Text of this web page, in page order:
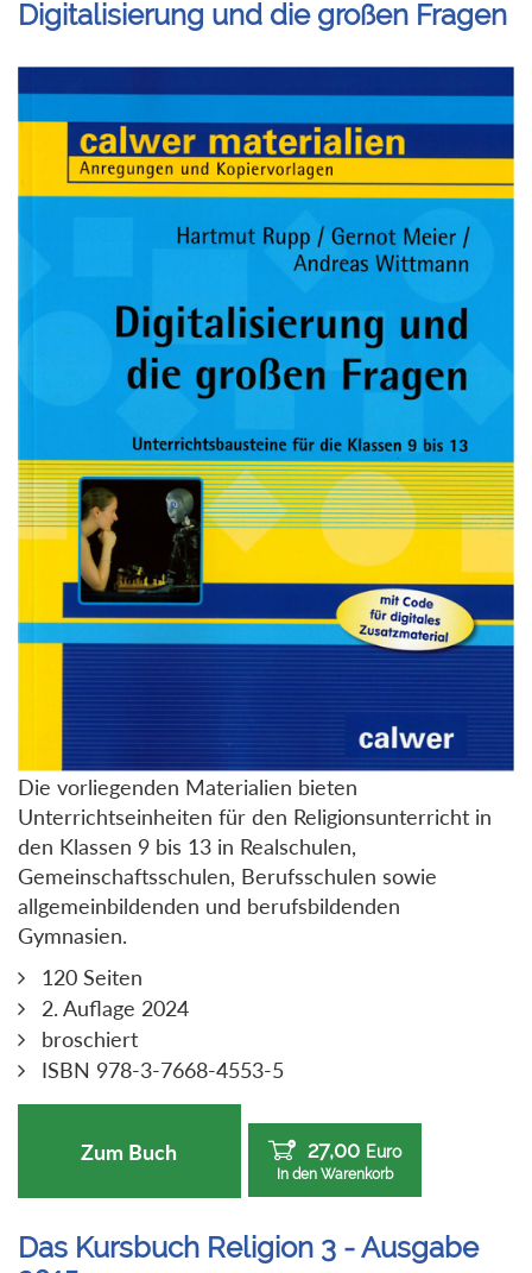
Digitalisierung und die großen Fragen
Die vorliegenden Materialien bieten
Unterrichtseinheiten für den Religionsunterricht in
den Klassen 9 bis 13 in Realschulen,
Gemeinschaftsschulen, Berufsschulen sowie
allgemeinbildenden und berufsbildenden
Gymnasien.
120 Seiten
2. Auflage 2024
broschiert
ISBN 978-3-7668-4553-5
Zum Buch 27,00 Euro
In den Warenkorb
Das Kursbuch Religion 3 - Ausgabe